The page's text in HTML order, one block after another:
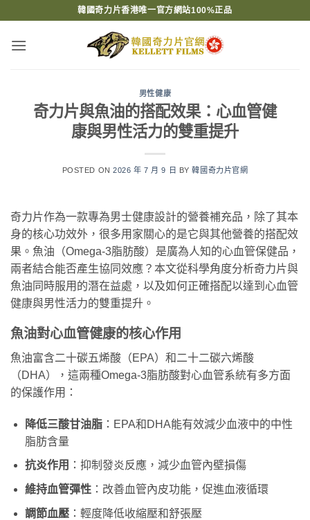
content
韓國奇力片香港唯一官方網站100%正品
男性健康
奇力片與魚油的搭配效果：心血管健
康與男性活力的雙重提升
POSTED ON2026 年 7 月 9 日 BY韓國奇力片官網
奇力片作為一款專為男士健康設計的營養補充品，除了其本
身的核心功效外，很多用家關心的是它與其他營養的搭配效
果。魚油（Omega-3脂肪酸）是廣為人知的心血管保健品，
兩者結合能否產生協同效應？本文從科學角度分析奇力片與
魚油同時服用的潛在益處，以及如何正確搭配以達到心血管
健康與男性活力的雙重提升。
魚油對心血管健康的核心作用
魚油富含二十碳五烯酸（EPA）和二十二碳六烯酸
（DHA），這兩種Omega-3脂肪酸對心血管系統有多方面
的保護作用：
降低三酸甘油脂：EPA和DHA能有效減少血液中的中性
脂肪含量
抗炎作用 ：抑制發炎反應，減少血管內壁損傷
維持血管彈性：改善血管內皮功能，促進血液循環
調節血壓：輕度降低收縮壓和舒張壓